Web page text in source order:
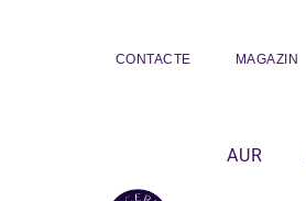
CONTACTE MAGAZIN
AUR